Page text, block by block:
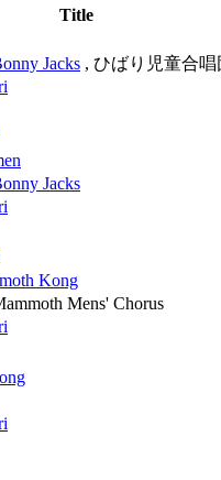
Title
Jacks , ひばり児童合唱
Jacks
Kong
Mens' Chorus